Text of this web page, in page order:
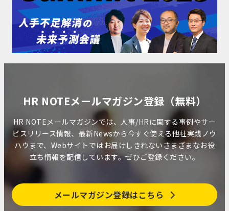
HR NOTEメールマガジン登録（無料）
HR NOTEメールマガジンでは、人事/HRに関する事例やサー
ビスリリース情報、最新Newsから今すぐ使える他社実践ノウ
ハウまで、Webサイトではお届けしきれないさまざまなお役
立ち情報を配信しています。ぜひご登録ください。
メールマガジン登録はこちら